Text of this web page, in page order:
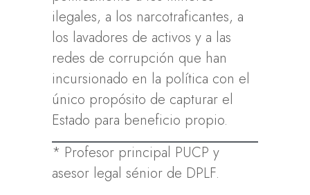
ilegales, a los narcotraficantes, a
los lavadores de activos y a las
redes de corrupción que han
incursionado en la política con el
único propósito de capturar el
Estado para beneficio propio.
* Profesor principal PUCP y
asesor legal sénior de DPLF.